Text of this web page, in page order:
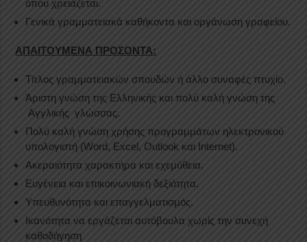
όπου χρειάζεται.
Γενικά γραμματειακά καθήκοντα και οργάνωση γραφείου.
ΑΠΑΙΤΟΥΜΕΝΑ ΠΡΟΣΟΝΤΑ:
Τίτλος γραμματειακών σπουδών ή άλλο συναφές πτυχίο.
Άριστη γνώση της Ελληνικής και πολύ καλή γνώση της
Αγγλικής γλώσσας.
Πολύ καλή γνώση χρήσης προγραμμάτων ηλεκτρονικού
υπολογιστή (Word, Excel, Outlook και Internet).
Ακεραιότητα χαρακτήρα και εχεμύθεια.
Ευγένεια και επικοινωνιακή δεξιότητα.
Υπευθυνότητα και επαγγελματισμός.
Ικανότητα να εργάζεται αυτόβουλα χωρίς την συνεχή
καθοδήγηση